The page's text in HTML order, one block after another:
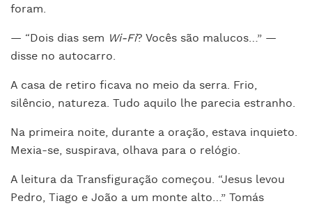
foram.
— “Dois dias sem Wi-Fi? Vocês são malucos…” —
disse no autocarro.
A casa de retiro ficava no meio da serra. Frio,
silêncio, natureza. Tudo aquilo lhe parecia estranho.
Na primeira noite, durante a oração, estava inquieto.
Mexia-se, suspirava, olhava para o relógio.
A leitura da Transfiguração começou. “Jesus levou
Pedro, Tiago e João a um monte alto…” Tomás